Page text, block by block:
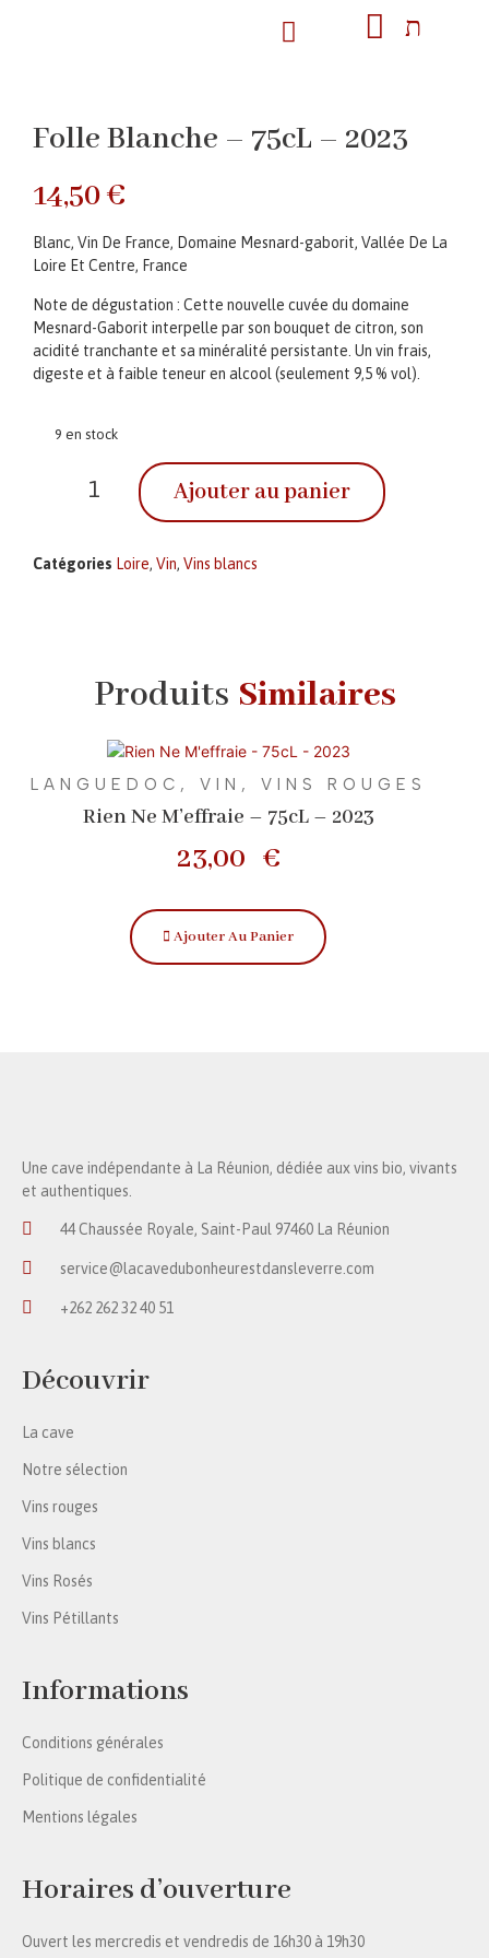
Folle Blanche – 75cL – 2023
14,50€
Blanc, Vin De France, Domaine Mesnard-gaborit, Vallée De La
Loire Et Centre, France
Note de dégustation : Cette nouvelle cuvée du domaine
Mesnard-Gaborit interpelle par son bouquet de citron, son
acidité tranchante et sa minéralité persistante. Un vin frais,
digeste et à faible teneur en alcool (seulement 9,5 % vol).
9 en stock
Ajouter au panier
Catégories Loire, Vin, Vins blancs
Produits Similaires
LANGUEDOC , VIN , VINS ROUGES
Rien Ne M’effraie – 75cL – 2023
23,00 €
Ajouter Au Panier
Une cave indépendante à La Réunion, dédiée aux vins bio, vivants
et authentiques.
44 Chaussée Royale, Saint-Paul 97460 La Réunion
service@lacavedubonheurestdansleverre.com
+262 262 32 40 51
Découvrir
La cave
Notre sélection
Vins rouges
Vins blancs
Vins Rosés
Vins Pétillants
Informations
Conditions générales
Politique de confidentialité
Mentions légales
Horaires d’ouverture
Ouvert les mercredis et vendredis de 16h30 à 19h30